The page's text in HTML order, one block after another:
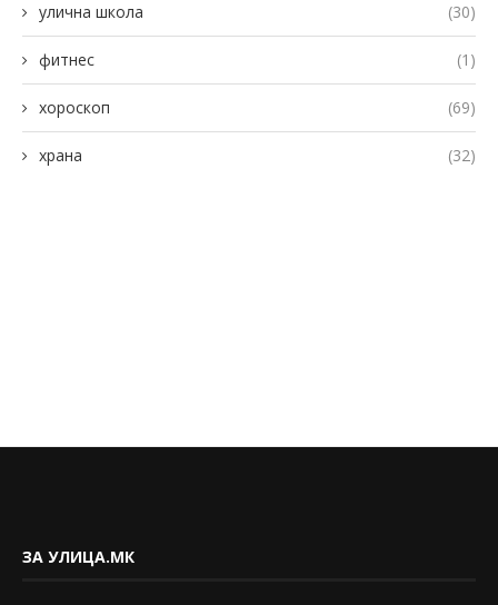
улична школа (30)
фитнес (1)
хороскоп (69)
храна (32)
ЗА УЛИЦА.МК